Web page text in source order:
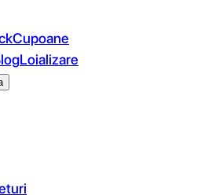
Cupoane
Loializare